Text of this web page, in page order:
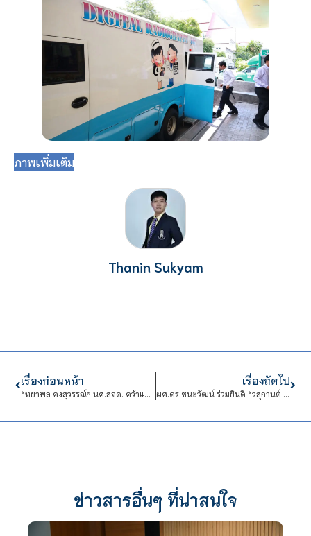
ภาพเพิ่มเติม
Thanin Sukyam
เรื่องก่อนหน้า
“ทยาพล คงสุวรรณ์” นศ.สจด. คว้าแชมป์โอเวอร์ออล ศึกรถยนต์ทางเรียบ Super Turbo Thailand 2026
เรื่องถัดไป
ผศ.ดร.ชนะวัฒน์ ร่วมยินดี “วสุกานต์ ธีรภัทกร” คว้ารางวัลประธานคณะกรรมการสถานศึกษาดีเด่น ระดับชาติ
ข่าวสารอื่นๆ ที่น่าสนใจ